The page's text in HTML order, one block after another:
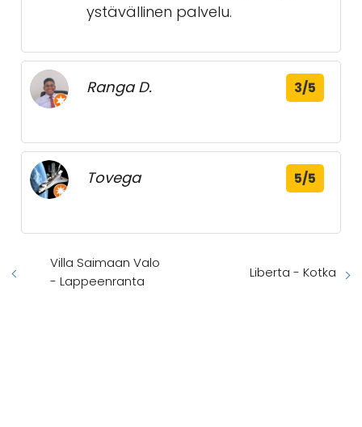
ystävällinen palvelu.
Ranga D. 3/5
Tovega 5/5
Villa Saimaan Valo
- Lappeenranta
Liberta - Kotka